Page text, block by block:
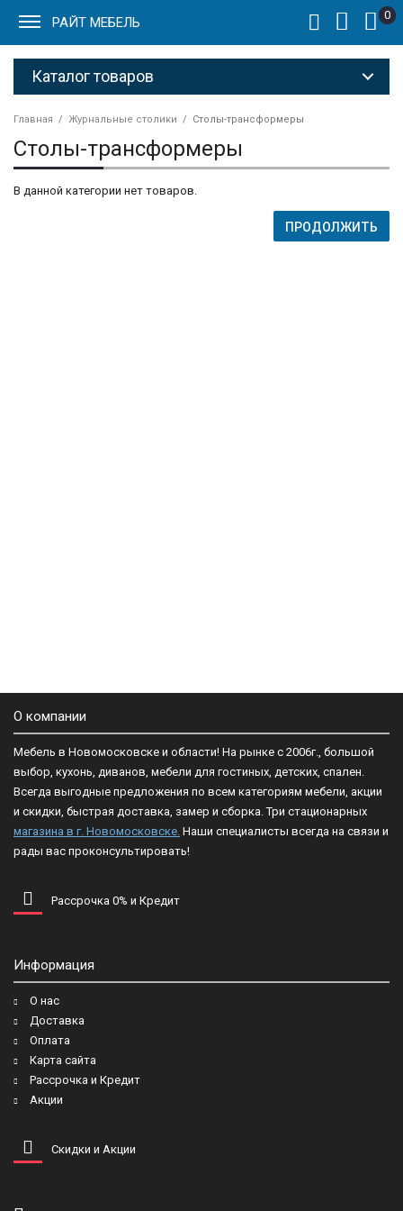
РАЙТ МЕБЕЛЬ 0
Каталог товаров
Главная Журнальные столики Столы-трансформеры
Столы-трансформеры
В данной категории нет товаров.
ПРОДОЛЖИТЬ
О компании
Мебель в Новомосковске и области! На рынке с 2006г., большой
выбор, кухонь, диванов, мебели для гостиных, детских, спален.
Всегда выгодные предложения по всем категориям мебели, акции
и скидки, быстрая доставка, замер и сборка. Три стационарных
магазина в г. Новомосковске. Наши специалисты всегда на связи и
рады вас проконсультировать!
Рассрочка 0% и Кредит
Информация
О нас
Доставка
Оплата
Карта сайта
Рассрочка и Кредит
Акции
Скидки и Акции